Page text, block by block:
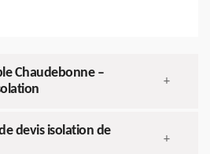
Chaudebonne –
+
devis isolation de
+